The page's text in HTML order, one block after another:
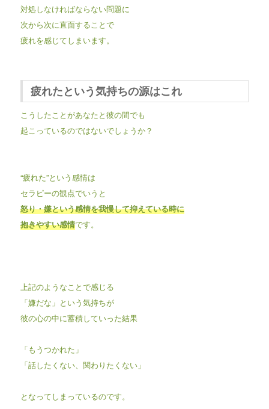
対処しなければならない問題に
次から次に直面することで
疲れを感じてしまいます。
疲れたという気持ちの源はこれ
こうしたことがあなたと彼の間でも
起こっているのではないでしょうか？
“疲れた”という感情は
セラピーの観点でいうと
怒り・嫌という感情を我慢して抑えている時に
抱きやすい感情です。
上記のようなことで感じる
「嫌だな」という気持ちが
彼の心の中に蓄積していった結果
「もうつかれた」
「話したくない、関わりたくない」
となってしまっているのです。